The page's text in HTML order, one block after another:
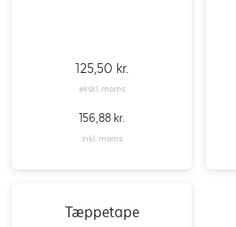
125,50 kr.
ekskl. moms
156,88 kr.
inkl. moms
Tæppetape